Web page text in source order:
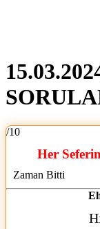
/10
Her
Zaman Bitti